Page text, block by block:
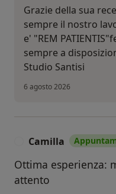
Grazie della sua
sempre il nostro
e' "REM
sempre a
Studio Santisi
6 agosto 2026
Camilla
Ottima esperienza:
attento